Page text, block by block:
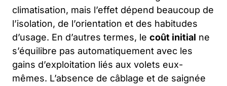
climatisation, mais l’effet dépend beaucoup de
l’isolation, de l’orientation et des habitudes
d’usage. En d’autres termes, le coût initial ne
s’équilibre pas automatiquement avec les
gains d’exploitation liés aux volets eux-
mêmes. L’absence de câblage et de saignée